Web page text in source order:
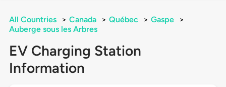
All Countries > Canada > Québec > Gaspe
>
Auberge sous les Arbres
EV Charging Station
Information